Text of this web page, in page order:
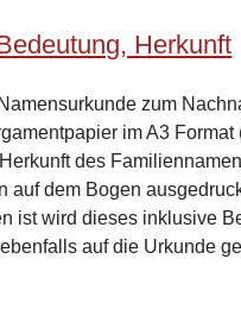
Herkunft
zum
im A3
des
auf dem Bogen
ist wird dieses inklusive
ebenfalls auf die Urkunde